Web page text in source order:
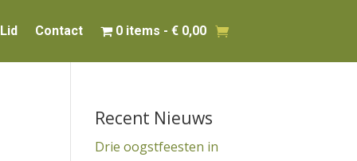
Contact 0 items € 0,00
Recent Nieuws
Drie oogstfeesten in